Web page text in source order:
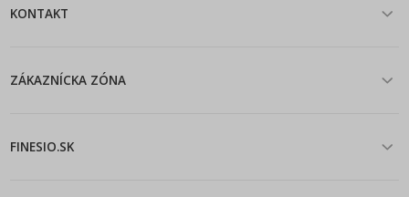
KONTAKT
ZÁKAZNÍCKA ZÓNA
FINESIO.SK